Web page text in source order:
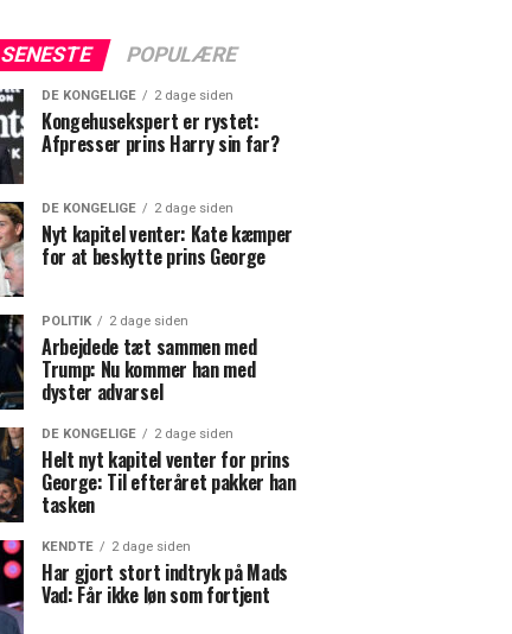
SENESTE POPULÆRE
DE KONGELIGE 2 dage siden
Kongehusekspert er rystet:
Afpresser prins Harry sin far?
DE KONGELIGE 2 dage siden
Nyt kapitel venter: Kate kæmper
for at beskytte prins George
POLITIK 2 dage siden
Arbejdede tæt sammen med
Trump: Nu kommer han med
dyster advarsel
DE KONGELIGE 2 dage siden
Helt nyt kapitel venter for prins
George: Til efteråret pakker han
tasken
KENDTE 2 dage siden
Har gjort stort indtryk på Mads
Vad: Får ikke løn som fortjent